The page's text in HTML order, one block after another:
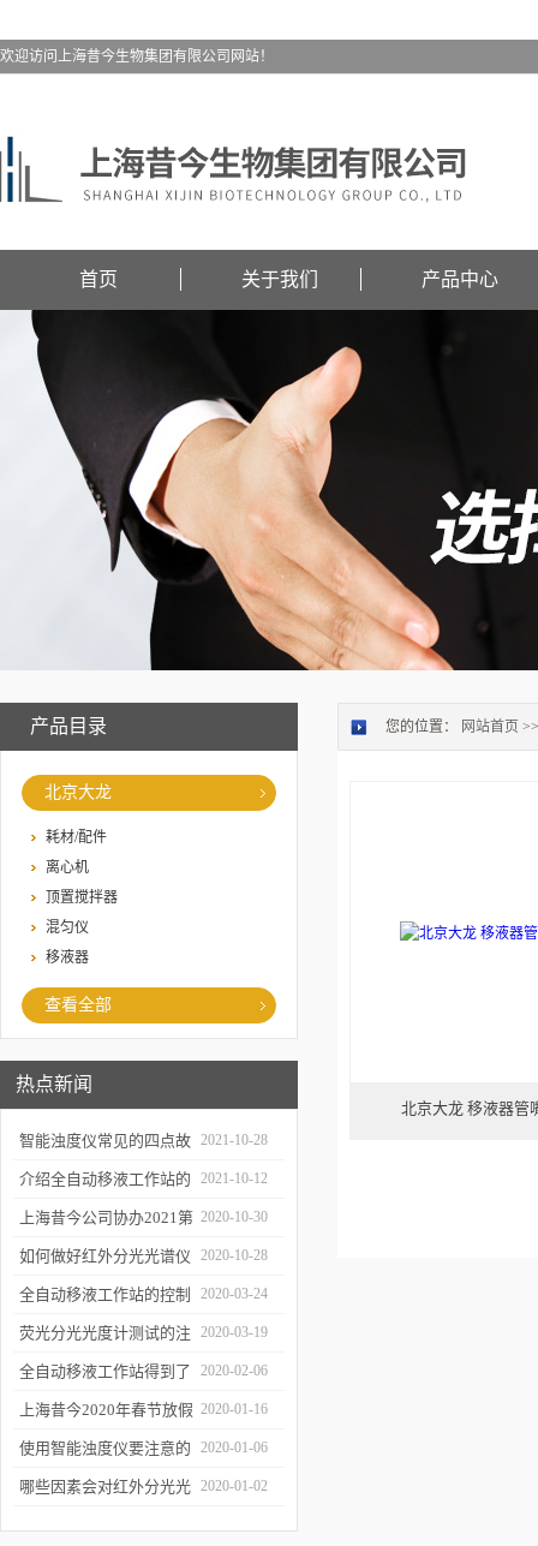
欢迎访问上海昔今生物集团有限公司网站！
首页 关于我们 产品中心
产品目录
北京大龙
耗材/配件
离心机
顶置搅拌器
混匀仪
移液器
查看全部
热点新闻
智能浊度仪常见的四点故
障
2021-10-28
介绍全自动移液工作站的
三种移液方式
2021-10-12
上海昔今公司协办2021第
二届上海沪助科研圈发展
年会
2020-10-30
如何做好红外分光光谱仪
的防潮工作
2020-10-28
全自动移液工作站的控制
软件有哪些特点
2020-03-24
荧光分光光度计测试的注
意事项有哪些
2020-03-19
全自动移液工作站得到了
广泛的应用
2020-02-06
上海昔今2020年春节放假
通知
2020-01-16
使用智能浊度仪要注意的
几个要点
2020-01-06
哪些因素会对红外分光光 2020-01-02
您的位置： 网站首页
北京大龙 移液器管